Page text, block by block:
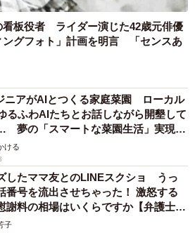
看板役者 ライダー演じた42歳元俳優
ングフォト」計画を明言 「センスあ
ニアがAIとつくる家庭菜園 ローカル
るふわAIたちとお話しながら開墾して
夢の「スマートな菜園生活」実現な
ける
したママ友とのLINEスクショ うっ
番号を流出させちゃった！ 激怒する
料の相場はいくらですか【弁護士が
子